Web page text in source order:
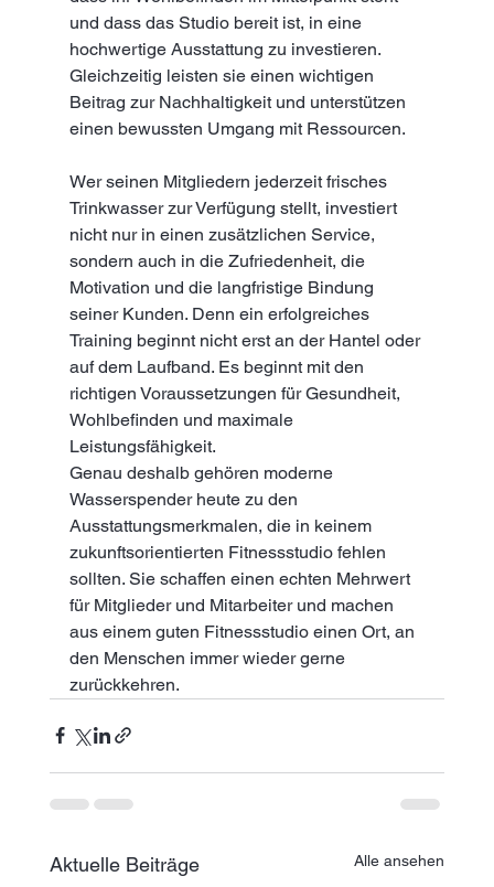
und dass das Studio bereit ist, in eine
hochwertige Ausstattung zu investieren.
Gleichzeitig leisten sie einen wichtigen
Beitrag zur Nachhaltigkeit und unterstützen
einen bewussten Umgang mit Ressourcen.
Wer seinen Mitgliedern jederzeit frisches
Trinkwasser zur Verfügung stellt, investiert
nicht nur in einen zusätzlichen Service,
sondern auch in die Zufriedenheit, die
Motivation und die langfristige Bindung
seiner Kunden. Denn ein erfolgreiches
Training beginnt nicht erst an der Hantel oder
auf dem Laufband. Es beginnt mit den
richtigen Voraussetzungen für Gesundheit,
Wohlbefinden und maximale
Leistungsfähigkeit.
Genau deshalb gehören moderne
Wasserspender heute zu den
Ausstattungsmerkmalen, die in keinem
zukunftsorientierten Fitnessstudio fehlen
sollten. Sie schaffen einen echten Mehrwert
für Mitglieder und Mitarbeiter und machen
aus einem guten Fitnessstudio einen Ort, an
den Menschen immer wieder gerne
zurückkehren.
Aktuelle Beiträge Alle ansehen